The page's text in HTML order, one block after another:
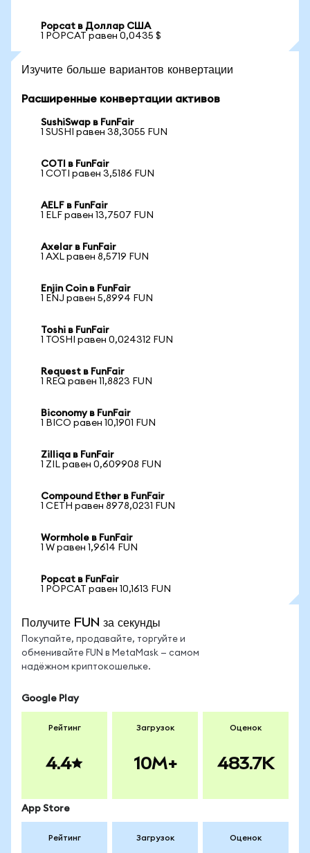
Popcat в Доллар США
1 POPCAT равен 0,0435 $
Изучите больше вариантов конвертации
Расширенные конвертации активов
SushiSwap в FunFair
1 SUSHI равен 38,3055 FUN
COTI в FunFair
1 COTI равен 3,5186 FUN
AELF в FunFair
1 ELF равен 13,7507 FUN
Axelar в FunFair
1 AXL равен 8,5719 FUN
Enjin Coin в FunFair
1 ENJ равен 5,8994 FUN
Toshi в FunFair
1 TOSHI равен 0,024312 FUN
Request в FunFair
1 REQ равен 11,8823 FUN
Biconomy в FunFair
1 BICO равен 10,1901 FUN
Zilliqa в FunFair
1 ZIL равен 0,609908 FUN
Compound Ether в FunFair
1 CETH равен 8978,0231 FUN
Wormhole в FunFair
1 W равен 1,9614 FUN
Popcat в FunFair
1 POPCAT равен 10,1613 FUN
Получите FUN за секунды
Покупайте, продавайте, торгуйте и
обменивайте FUN в MetaMask — самом
надёжном криптокошельке.
Google Play
Рейтинг
4.4
Загрузок
10M+
Оценок
483.7K
App Store
Рейтинг Загрузок Оценок